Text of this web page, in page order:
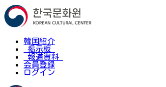
韓国紹介
掲示板
報道資料
会員登録
ログイン